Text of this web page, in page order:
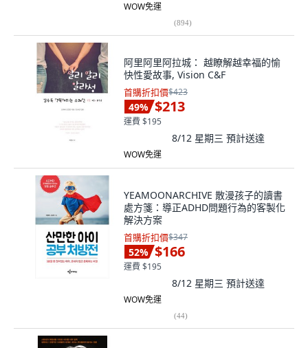
WOW免運
(894)
阿里阿里阿拉城： 越瞭解越幸福的愉
快性愛故事, Vision C&F
首購折扣價$423
49% $213
運費 $195
8/12 星期三 預計送達
WOW免運
YEAMOONARCHIVE 散漫孩子的讀書
處方箋：導正ADHD問題行為的客製化
解決方案
首購折扣價$347
52% $166
運費 $195
8/12 星期三 預計送達
WOW免運
(44)